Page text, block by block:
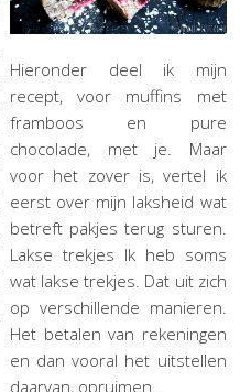
Hieronder deel ik mijn
recept, voor muffins met
framboos en pure
chocolade, met je. Maar
voor het zover is, vertel ik
eerst over mijn laksheid wat
betreft pakjes terug sturen.
Lakse trekjes Ik heb soms
wat lakse trekjes. Dat uit zich
op verschillende manieren.
Het betalen van rekeningen
en dan vooral het uitstellen
daarvan, opruimen…